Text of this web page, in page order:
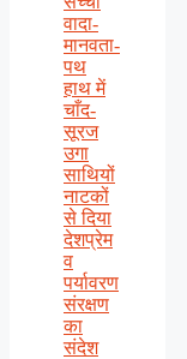
वादा-
मानवता-
पथ
हाथ में
चाँद-
सूरज
उगा
साथियों
नाटकों
से दिया
देशप्रेम
व
पर्यावरण
संरक्षण
का
संदेश